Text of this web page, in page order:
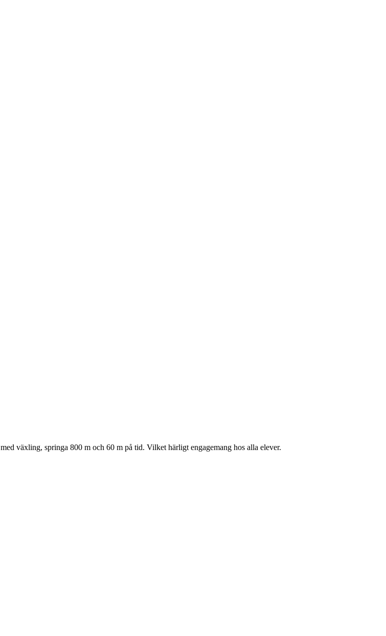
med växling, springa 800 m och 60 m på tid. Vilket härligt engagemang hos alla elever.